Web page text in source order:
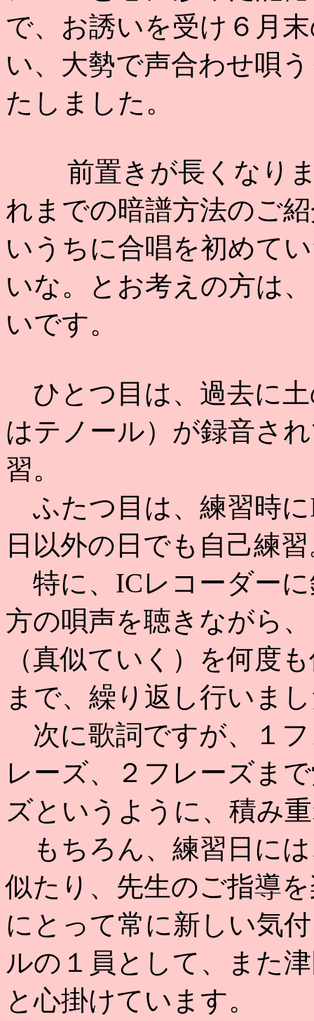
で、お誘いを受け６月
い、大勢で声合わせ唄
たしました。
前置きが長くなりま
れまでの暗譜方法のご
いうちに合唱を初めて
いな。とお考えの方は
いです。
ひとつ目は、過去に
はテノール）が録音さ
習。
ふたつ目は、練習時
日以外の日でも自己練
特に、ICレコーダー
方の唄声を聴きながら
（真似ていく）を何度
まで、繰り返し行いま
次に歌詞ですが、１
レーズ、２フレーズま
ズというように、積み
もちろん、練習日に
似たり、先生のご指導
にとって常に新しい気
ルの１員として、また
と心掛けています。